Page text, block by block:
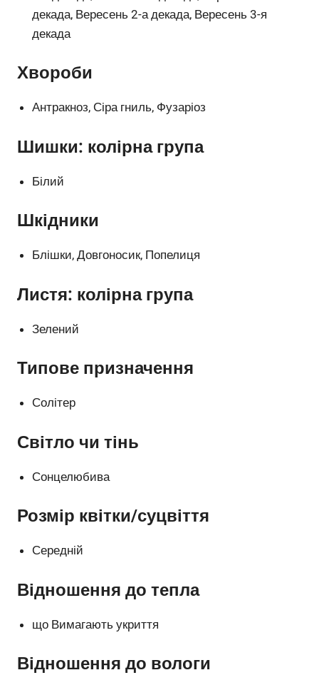
декада, Вересень 2-а декада, Вересень 3-я
декада
Хвороби
Антракноз, Сіра гниль, Фузаріоз
Шишки: колірна група
Білий
Шкідники
Блішки, Довгоносик, Попелиця
Листя: колірна група
Зелений
Типове призначення
Солітер
Світло чи тінь
Сонцелюбива
Розмір квітки/суцвіття
Середній
Відношення до тепла
що Вимагають укриття
Відношення до вологи